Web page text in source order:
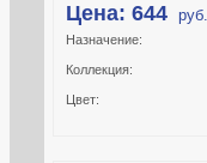
Цена: 644
Назначение:
Коллекция:
Цвет: